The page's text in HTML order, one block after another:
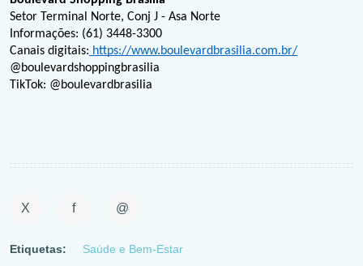
Setor Terminal Norte, Conj J - Asa Norte
Informações: (61) 3448-3300
Canais digitais: https://www.boulevardbrasilia.com.br/
@boulevardshoppingbrasilia
TikTok: @boulevardbrasilia
X f @
Etiquetas: Saúde e Bem-Estar